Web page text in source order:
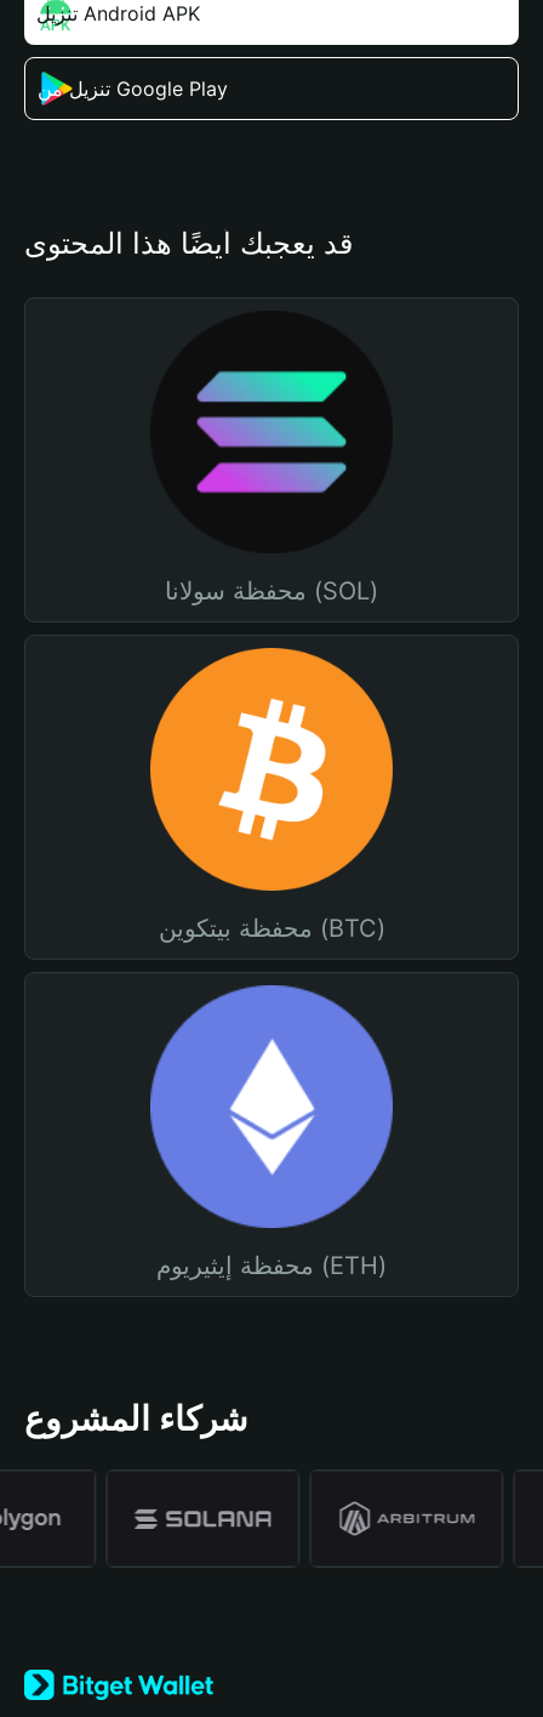
تنزيل Android APK
تنزيل من Google Play
قد يعجبك أيضًا هذا المحتوى
محفظة سولانا (SOL)
محفظة بيتكوين (BTC)
محفظة إيثيريوم (ETH)
شركاء المشروع